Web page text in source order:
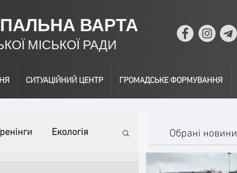
ВАРТА
МІСЬКОЇ РАДИ
СИТУАЦІЙНИЙ ЦЕНТР ГРОМАДСЬКЕ ФОРМУВАННЯ
Екологія Обрані новини